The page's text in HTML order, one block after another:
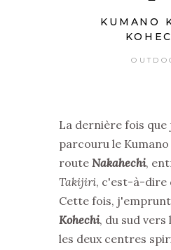
KUMANO
La dernière fois que
parcouru le
route Nakahechi,
Takijiri, c'est-à-dire
Cette fois,
Kohechi, du sud
les deux centres